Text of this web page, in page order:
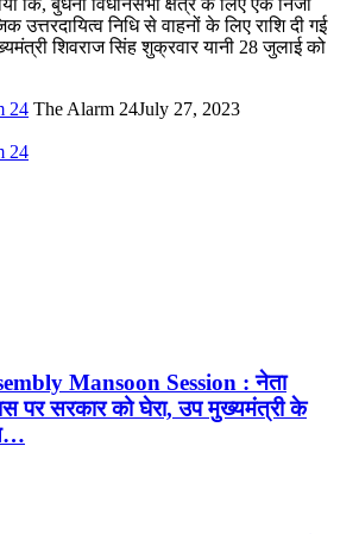
कि, बुधनी विधानसभा क्षेत्र के लिए एक निजी
उत्तरदायित्व निधि से वाहनों के लिए राशि दी गई
शिवराज सिंह शुक्रवार यानी 28 जुलाई को
The Alarm 24July 27, 2023
Mansoon Session : नेता
पर सरकार को घेरा, उप मुख्यमंत्री के